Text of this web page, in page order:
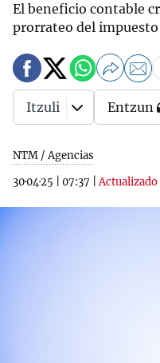
El beneficio contable
prorrateo del impuesto
NTM / Agencias
30·04·25
07:37 |Actualizado
Itzuli Entzun